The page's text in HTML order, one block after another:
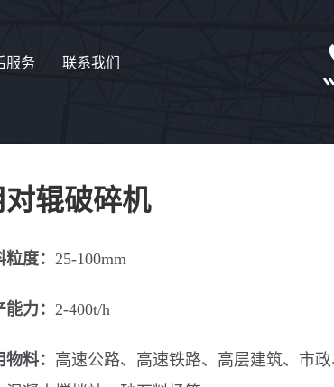
服务 联系我们
辊破碎机
度： 25-100mm
力： 2-400t/h
料： 高速公路、高速铁路、高层建筑、市